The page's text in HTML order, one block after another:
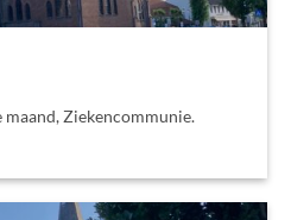
Ziekencommunie.